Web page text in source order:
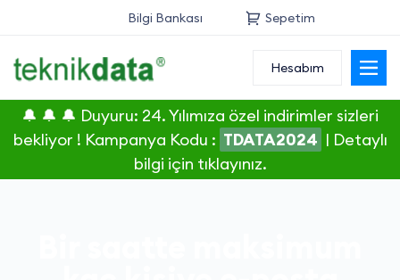
Bilgi Bankası Sepetim
Alan Adı
Web Hosting
Reseller
Hesabım
🔔 🔔 🔔 Duyuru: 24. Yılımıza özel indirimler sizleri
bekliyor ! Kampanya Kodu : TDATA2024 | Detaylı
bilgi için tıklayınız.